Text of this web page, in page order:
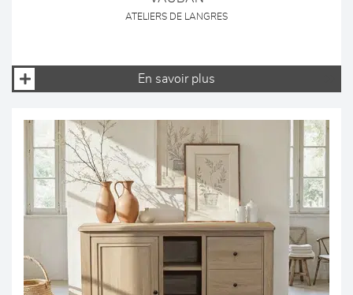
ATELIERS DE LANGRES
En savoir plus